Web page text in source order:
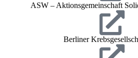
ASW – Aktionsgemeinschaft
Berliner